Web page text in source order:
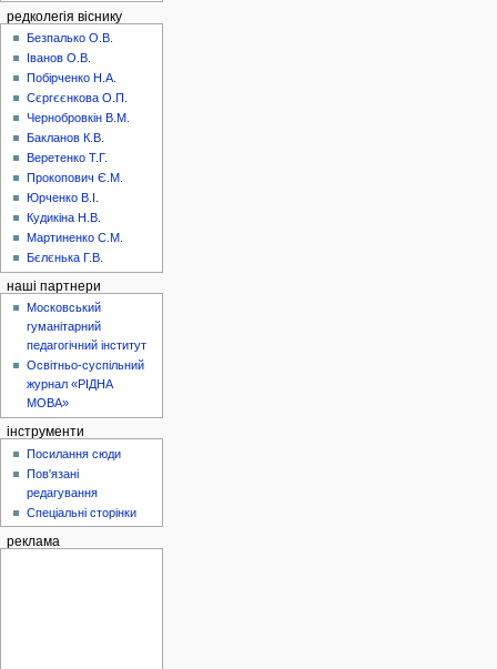
редколегія віснику
Безпалько О.В.
Іванов О.В.
Побірченко Н.А.
Сєргєєнкова О.П.
Чернобровкін В.М.
Бакланов К.В.
Веретенко Т.Г.
Прокопович Є.М.
Юрченко В.І.
Кудикіна Н.В.
Мартиненко С.М.
Бєлєнька Г.В.
наші партнери
Московський
гуманітарний
педагогічний інститут
Освітньо-суспільний
журнал «РІДНА
МОВА»
інструменти
Посилання сюди
Пов'язані
редагування
Спеціальні сторінки
реклама